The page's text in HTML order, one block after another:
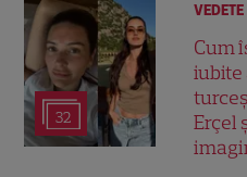
32
Cum
iubite
Erçel